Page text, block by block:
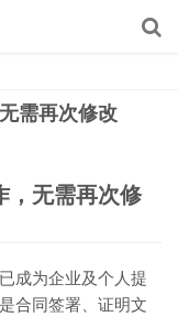
需再次修改
，无需再次修
成为企业及个人提
合同签署、证明文